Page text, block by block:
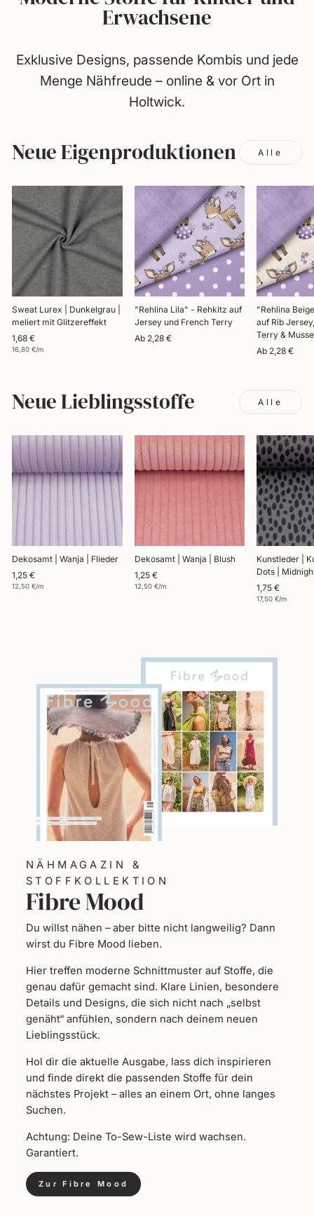
Erwachsene
Exklusive Designs, passende Kombis und jede
Menge Nähfreude – online & vor Ort in
Holtwick.
Neue Eigenproduktionen Alle
Sweat Lurex | Dunkelgrau |
meliert mit Glitzereffekt
1,68 €
16,80 €/m
"Rehlina Lila" - Rehkitz auf
Jersey und French Terry
Ab 2,28 €
"Rehlina
auf Rib
Terry &
Ab 2,28 €
Neue Lieblingsstoffe Alle
Dekosamt | Wanja | Flieder
1,25 €
12,50 €/m
Dekosamt | Wanja | Blush
1,25 €
12,50 €/m
Kunstleder |
Dots |
1,75 €
17,50 €/m
NÄHMAGAZIN &
STOFFKOLLEKTION
Fibre Mood
Du willst nähen – aber bitte nicht langweilig? Dann
wirst du Fibre Mood lieben.
Hier treffen moderne Schnittmuster auf Stoffe, die
genau dafür gemacht sind. Klare Linien, besondere
Details und Designs, die sich nicht nach „selbst
genäht“ anfühlen, sondern nach deinem neuen
Lieblingsstück.
Hol dir die aktuelle Ausgabe, lass dich inspirieren
und finde direkt die passenden Stoffe für dein
nächstes Projekt – alles an einem Ort, ohne langes
Suchen.
Achtung: Deine To-Sew-Liste wird wachsen.
Garantiert.
Zur Fibre Mood